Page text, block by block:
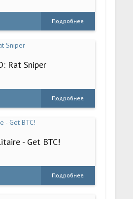
Подробнее
Rat Sniper
Подробнее
- Get BTC!
Подробнее